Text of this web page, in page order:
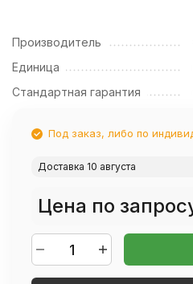
Производитель
Единица
Стандартная гарантия
Под заказ, либо по
Доставка 10 августа
Цена по